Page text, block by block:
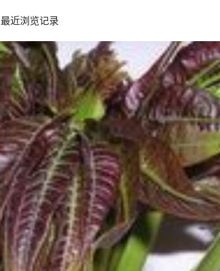
最近浏览记录